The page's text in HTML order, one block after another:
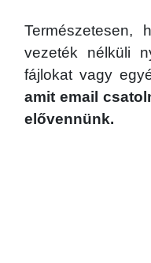
vezeték nélküli
fájlokat vagy
amit email
elővennünk.